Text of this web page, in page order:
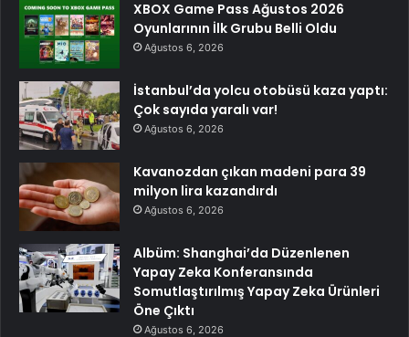
XBOX Game Pass Ağustos 2026
Oyunlarının İlk Grubu Belli Oldu
Ağustos 6, 2026
İstanbul’da yolcu otobüsü kaza yaptı:
Çok sayıda yaralı var!
Ağustos 6, 2026
Kavanozdan çıkan madeni para 39
milyon lira kazandırdı
Ağustos 6, 2026
Albüm: Shanghai’da Düzenlenen
Yapay Zeka Konferansında
Somutlaştırılmış Yapay Zeka Ürünleri
Öne Çıktı
Ağustos 6, 2026